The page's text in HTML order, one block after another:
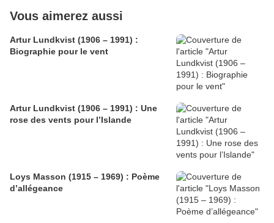
Vous aimerez aussi
Artur Lundkvist (1906 – 1991) :
Biographie pour le vent
Artur Lundkvist (1906 – 1991) : Une
rose des vents pour l’Islande
Loys Masson (1915 – 1969) : Poème
d’allégeance